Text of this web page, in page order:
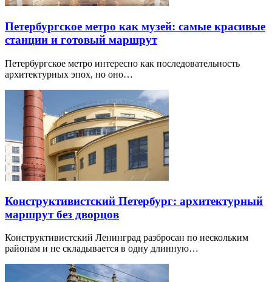
Петербургское метро как музей: самые красивые
станции и готовый маршрут
Петербургское метро интересно как последовательность
архитектурных эпох, но оно…
Конструктивистский Петербург: архитектурный
маршрут без дворцов
Конструктивистский Ленинград разбросан по нескольким
районам и не складывается в одну длинную…